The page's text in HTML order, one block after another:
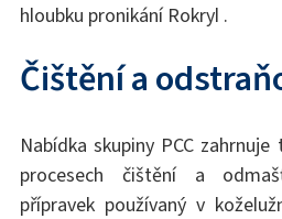
hloubku pronikání Rokryl .
Čištění a
Nabídka skupiny PCC
procesech čištění a
přípravek používaný v